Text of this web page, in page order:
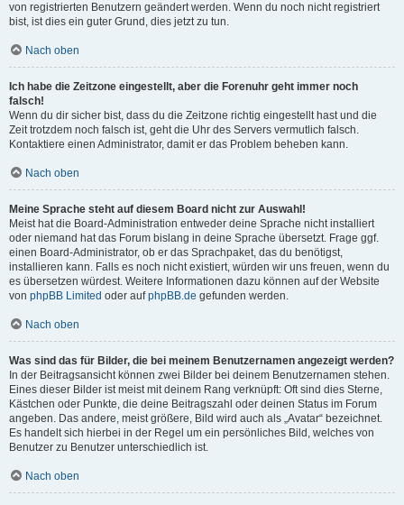
von registrierten Benutzern geändert werden. Wenn du noch nicht registriert
bist, ist dies ein guter Grund, dies jetzt zu tun.
Nach oben
Ich habe die Zeitzone eingestellt, aber die Forenuhr geht immer noch
falsch!
Wenn du dir sicher bist, dass du die Zeitzone richtig eingestellt hast und die
Zeit trotzdem noch falsch ist, geht die Uhr des Servers vermutlich falsch.
Kontaktiere einen Administrator, damit er das Problem beheben kann.
Nach oben
Meine Sprache steht auf diesem Board nicht zur Auswahl!
Meist hat die Board-Administration entweder deine Sprache nicht installiert
oder niemand hat das Forum bislang in deine Sprache übersetzt. Frage ggf.
einen Board-Administrator, ob er das Sprachpaket, das du benötigst,
installieren kann. Falls es noch nicht existiert, würden wir uns freuen, wenn du
es übersetzen würdest. Weitere Informationen dazu können auf der Website
von phpBB Limited oder aufphpBB.de gefunden werden.
Nach oben
Was sind das für Bilder, die bei meinem Benutzernamen angezeigt werden?
In der Beitragsansicht können zwei Bilder bei deinem Benutzernamen stehen.
Eines dieser Bilder ist meist mit deinem Rang verknüpft: Oft sind dies Sterne,
Kästchen oder Punkte, die deine Beitragszahl oder deinen Status im Forum
angeben. Das andere, meist größere, Bild wird auch als „Avatar“ bezeichnet.
Es handelt sich hierbei in der Regel um ein persönliches Bild, welches von
Benutzer zu Benutzer unterschiedlich ist.
Nach oben